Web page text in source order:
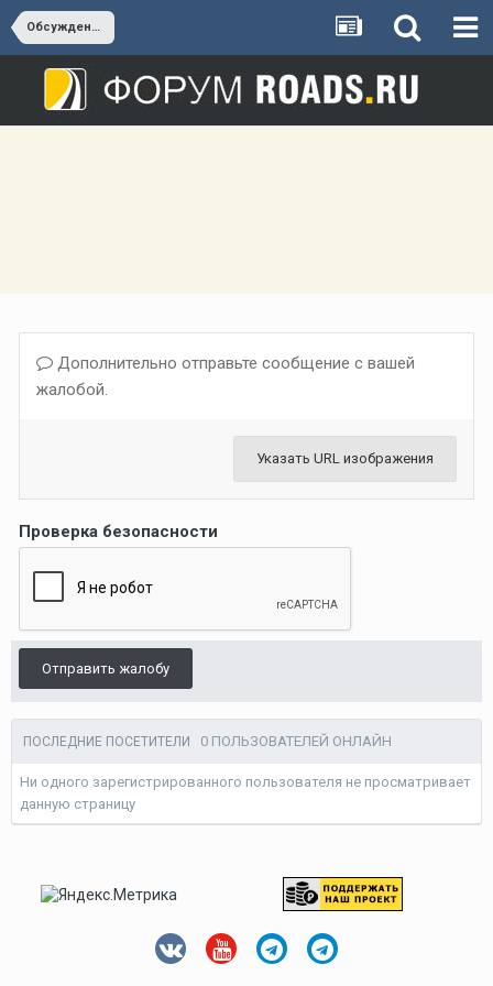
Обсуждение М-12 «Москва – Казань – Екатеринбург – Тюмень»
Дополнительно отправьте сообщение с вашей
жалобой.
Указать URL изображения
Проверка безопасности
Отправить жалобу
ПОСЛЕДНИЕ ПОСЕТИТЕЛИ 0 ПОЛЬЗОВАТЕЛЕЙ ОНЛАЙН
Ни одного зарегистрированного пользователя не просматривает
данную страницу